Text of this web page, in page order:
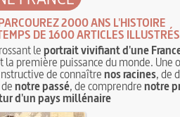
2000 ANS L'HISTOIRE
DE 1600 ARTICLES ILLUSTRÉS
leportrait vivifiant d'une
la première puissance du monde. Une
de connaîtrenos racines, de
notre passé, de comprendrenotre
d'un pays millénaire